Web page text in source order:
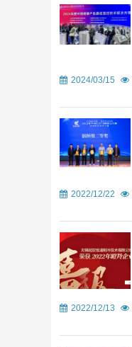
2024/03/15
2022/12/22
2022/12/13